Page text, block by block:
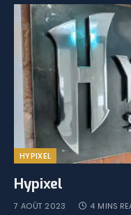
HYPIXEL
Hypixel
7 AOÛT 2023 4 MINS